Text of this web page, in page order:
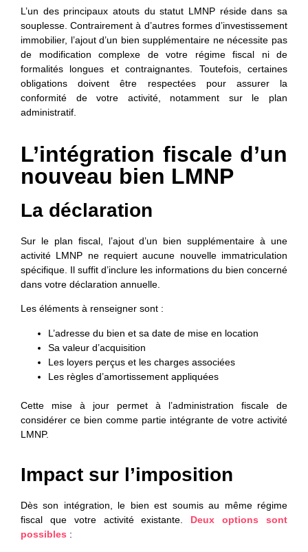
L’un des principaux atouts du statut LMNP réside dans sa
souplesse. Contrairement à d’autres formes d’investissement
immobilier, l’ajout d’un bien supplémentaire ne nécessite pas
de modification complexe de votre régime fiscal ni de
formalités longues et contraignantes. Toutefois, certaines
obligations doivent être respectées pour assurer la
conformité de votre activité, notamment sur le plan
administratif.
L’intégration fiscale d’un
nouveau bien LMNP
La déclaration
Sur le plan fiscal, l’ajout d’un bien supplémentaire à une
activité LMNP ne requiert aucune nouvelle immatriculation
spécifique. Il suffit d’inclure les informations du bien concerné
dans votre déclaration annuelle.
Les éléments à renseigner sont :
L’adresse du bien et sa date de mise en location
Sa valeur d’acquisition
Les loyers perçus et les charges associées
Les règles d’amortissement appliquées
Cette mise à jour permet à l’administration fiscale de
considérer ce bien comme partie intégrante de votre activité
LMNP.
Impact sur l’imposition
Dès son intégration, le bien est soumis au même régime
fiscal que votre activité existante. Deux options sont
possibles :